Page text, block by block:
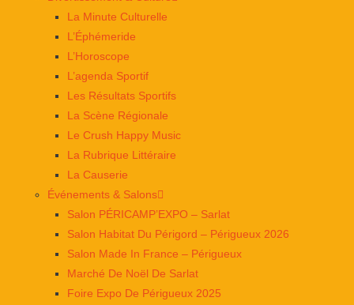
La Minute Culturelle
L’Éphémeride
L’Horoscope
L’agenda Sportif
Les Résultats Sportifs
La Scène Régionale
Le Crush Happy Music
La Rubrique Littéraire
La Causerie
Événements & Salons
Salon PÉRICAMP’EXPO – Sarlat
Salon Habitat Du Périgord – Périgueux 2026
Salon Made In France – Périgueux
Marché De Noël De Sarlat
Foire Expo De Périgueux 2025